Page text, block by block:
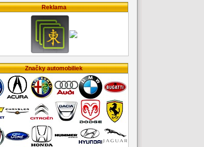
Reklama
Značky automobiliek